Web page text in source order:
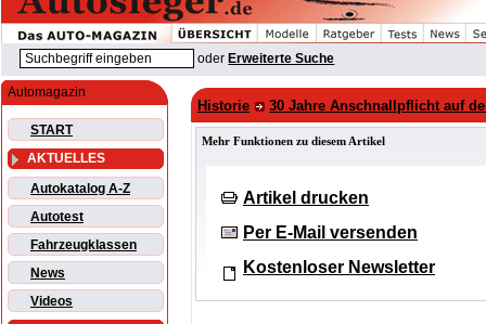
oder Erweiterte Suche
Automagazin
START
AKTUELLES
Autokatalog A-Z
Autotest
Fahrzeugklassen
News
Videos
Historie 30 Jahre Anschnallpflicht auf
Mehr Funktionen zu diesem Artikel
Artikel drucken
Per E-Mail versenden
Kostenloser Newsletter